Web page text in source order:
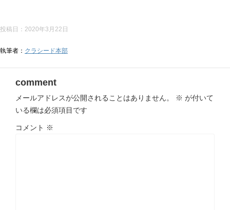
投稿日： 2020年3月22日
執筆者： クラシード本部
comment
メールアドレスが公開されることはありません。 ※ が付いて
いる欄は必須項目です
コメント ※